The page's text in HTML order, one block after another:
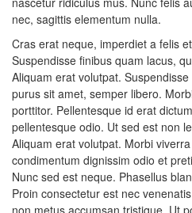
nec, sagittis elementum nulla.
Cras erat neque, imperdiet a felis
Suspendisse finibus quam lacus,
Aliquam erat volutpat.
purus sit amet, semper libero.
porttitor. Pellentesque id erat
pellentesque odio. Ut sed est non
Aliquam erat volutpat. Morbi
condimentum dignissim odio et
Nunc sed est neque. Phasellus
Proin consectetur est nec